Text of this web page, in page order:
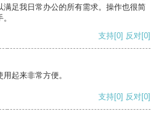
足我日常办公的所有需求。操作也很简
支持[0] 反对[0]
起来非常方便。
支持[0] 反对[0]